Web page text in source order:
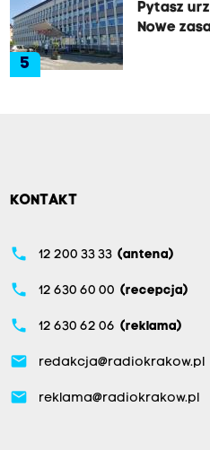
5
Pytasz
Nowe
KONTAKT
phone 12 200 33 33 (antena)
phone 12 630 60 00 (recepcja)
phone 12 630 62 06 (reklama)
email redakcja@radiokrakow.pl
email reklama@radiokrakow.pl